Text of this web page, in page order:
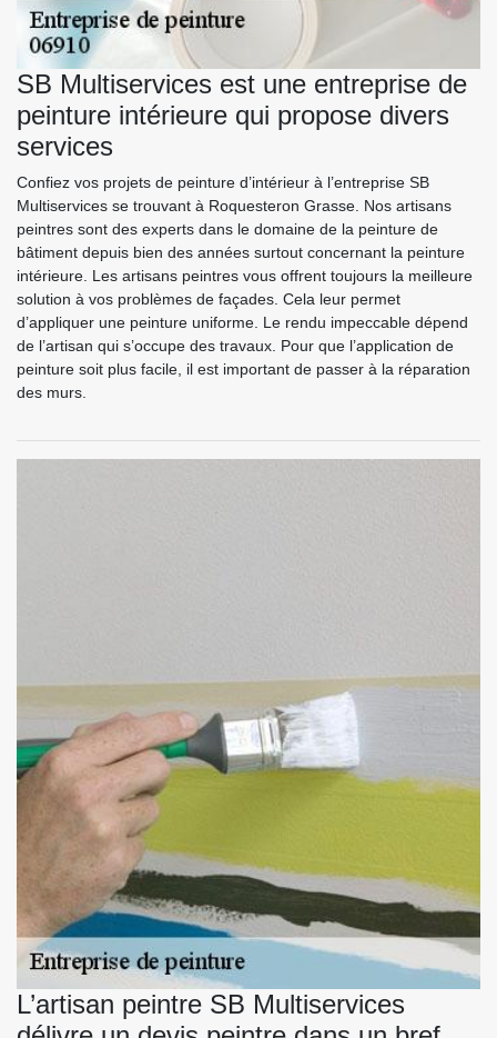
SB Multiservices est une entreprise de
peinture intérieure qui propose divers
services
Confiez vos projets de peinture d’intérieur à l’entreprise SB
Multiservices se trouvant à Roquesteron Grasse. Nos artisans
peintres sont des experts dans le domaine de la peinture de
bâtiment depuis bien des années surtout concernant la peinture
intérieure. Les artisans peintres vous offrent toujours la meilleure
solution à vos problèmes de façades. Cela leur permet
d’appliquer une peinture uniforme. Le rendu impeccable dépend
de l’artisan qui s’occupe des travaux. Pour que l’application de
peinture soit plus facile, il est important de passer à la réparation
des murs.
L’artisan peintre SB Multiservices